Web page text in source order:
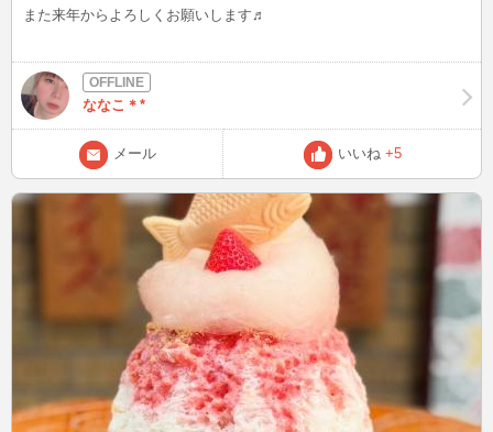
また来年からよろしくお願いします♬
ななこ＊*
メール いいね +5